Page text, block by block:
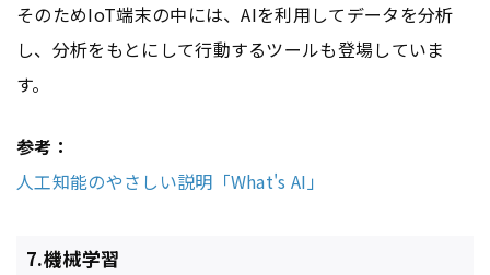
そのためIoT端末の中には、AIを利用してデータを分析
し、分析をもとにして行動するツールも登場していま
す。
参考：
人工知能のやさしい説明「What's AI」
7.機械学習